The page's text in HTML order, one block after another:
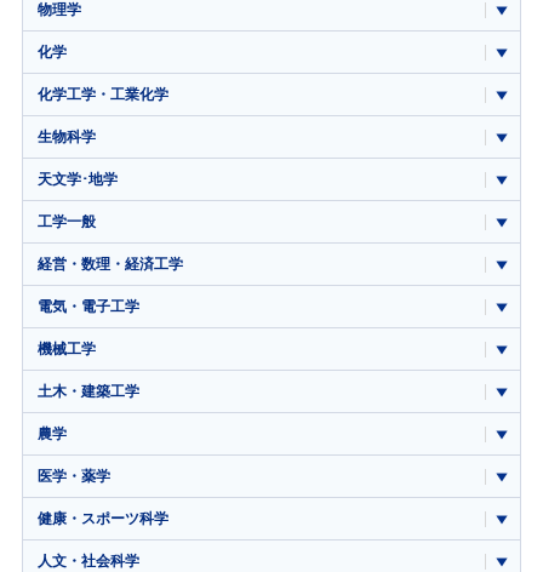
物理学
化学
化学工学・工業化学
生物科学
天文学･地学
工学一般
経営・数理・経済工学
電気・電子工学
機械工学
土木・建築工学
農学
医学・薬学
健康・スポーツ科学
人文・社会科学